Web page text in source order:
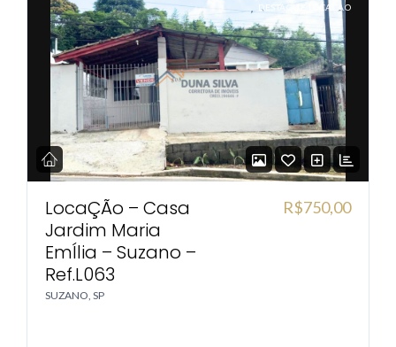
DESTAQUE LOCACAO
LocaÇÃo – Casa
Jardim Maria
EmÍlia – Suzano –
Ref.l063
SUZANO, SP
R$750,00